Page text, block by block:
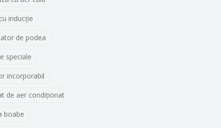
inducţie
de podea
speciale
incorporabil
de aer condiționat
boabe